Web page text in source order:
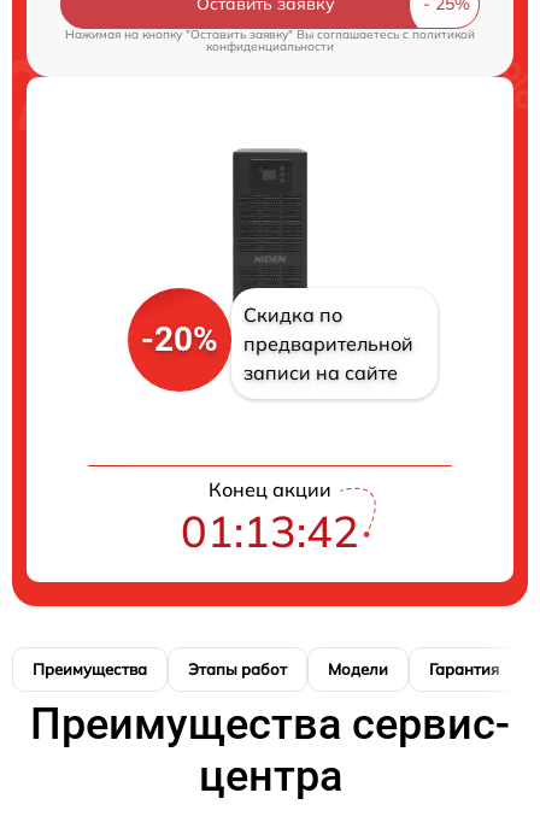
Нажимая на кнопку "Оставить заявку" Вы соглашаетесь c политикой
конфиденциальности
-20%
Скидка по
предварительной
записи на сайте
Конец акции
01:13:41
Преимущества Этапы работ Модели Гарантия
Преимущества сервис-
центра